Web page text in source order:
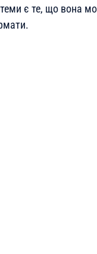
є те, що вона